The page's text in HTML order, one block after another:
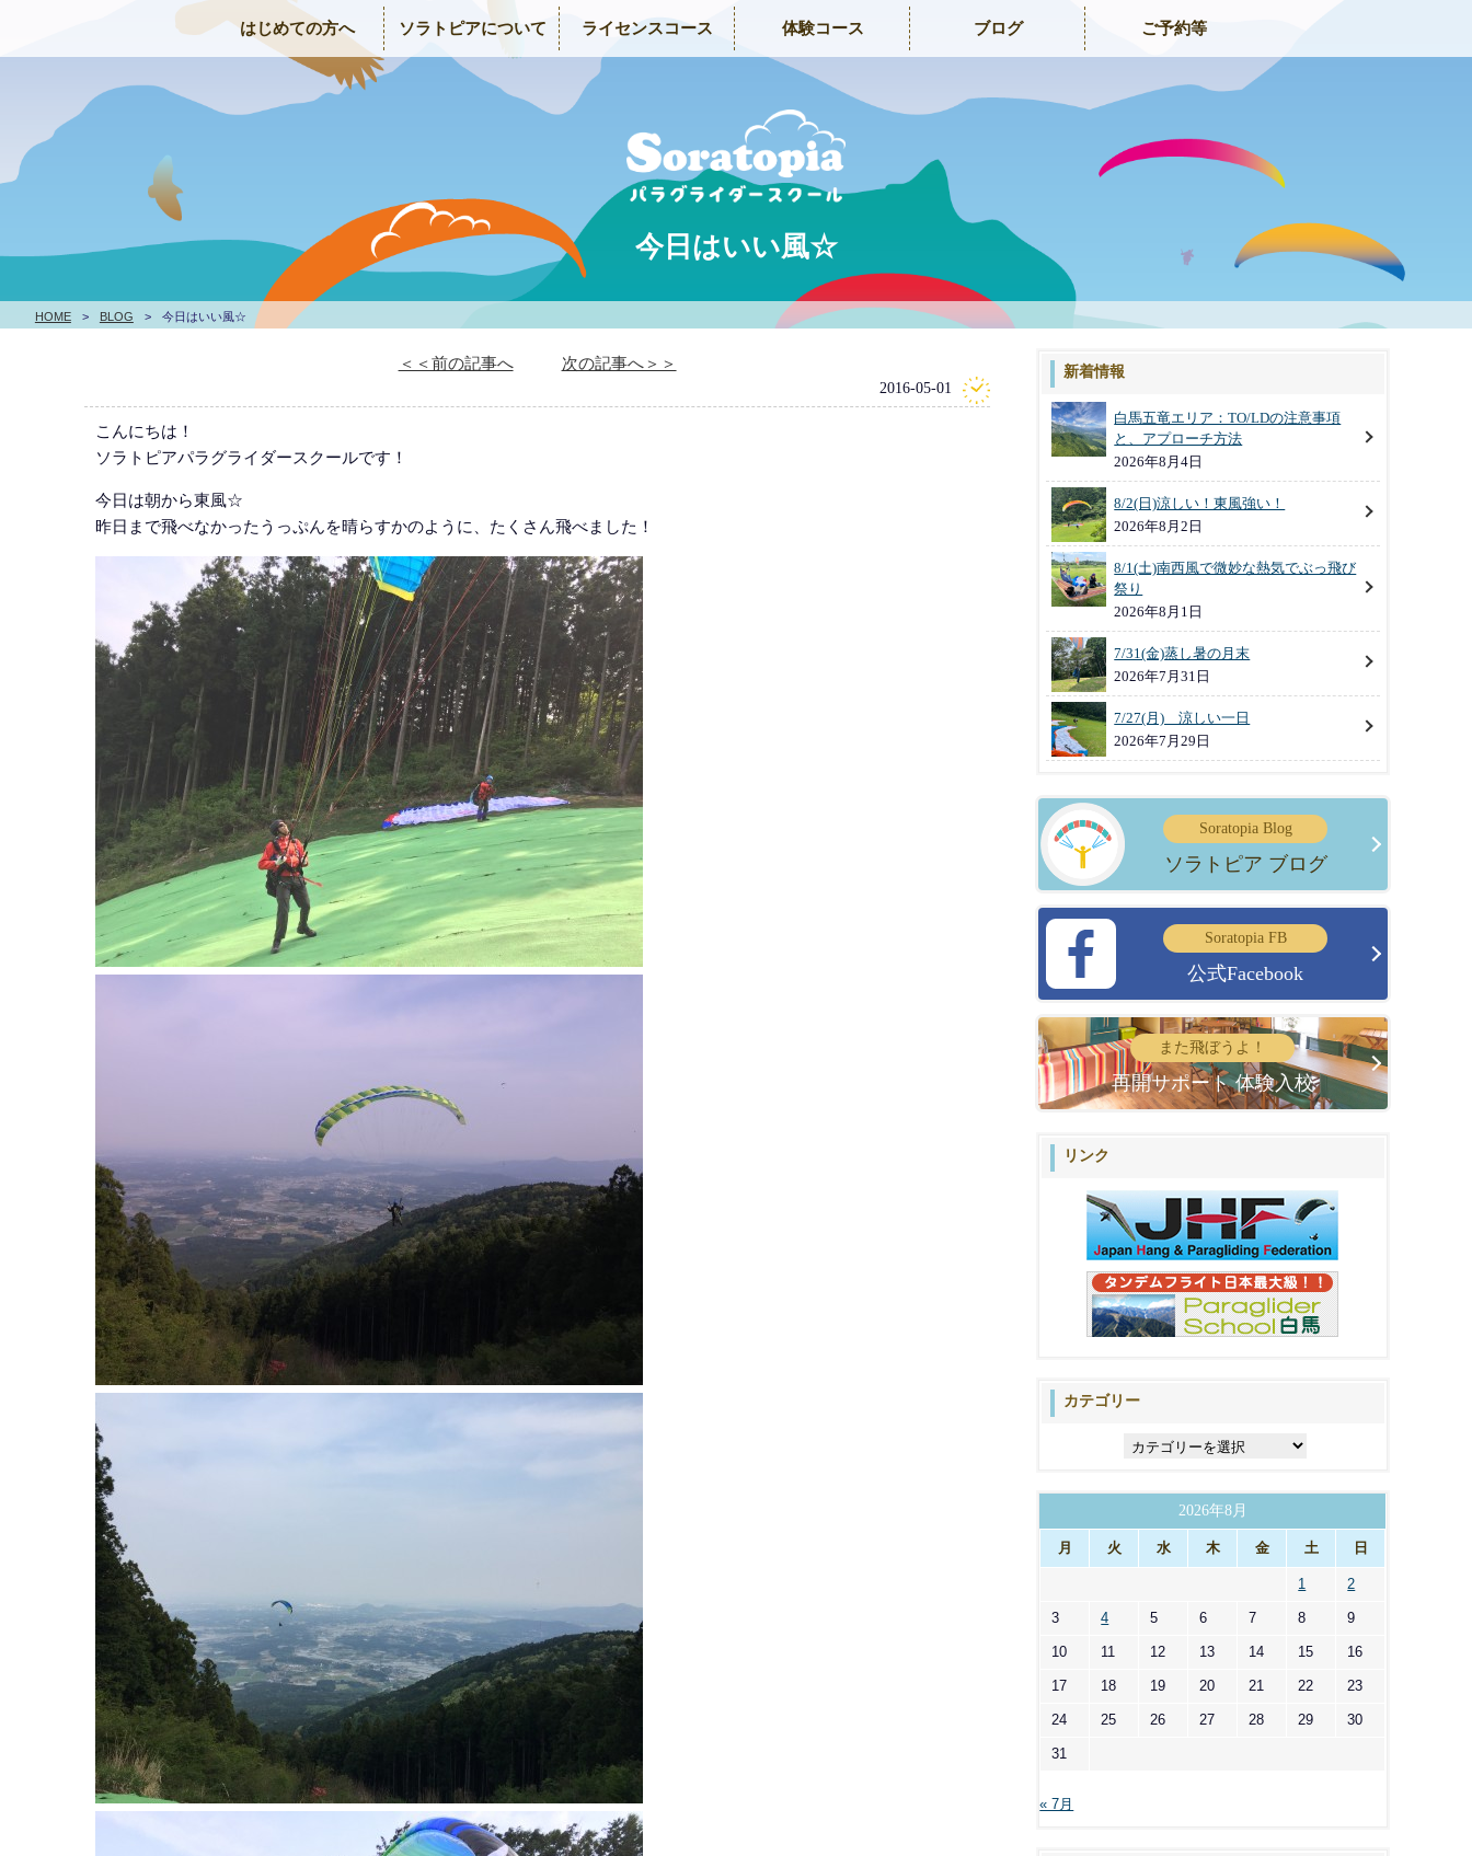
はじめての方へ ソラトピアについて ライセンスコース 体験コース ブログ ご予約等
HOME > BLOG > 今日はいい風☆
今日はいい風☆
＜＜前の記事へ 次の記事へ＞＞
2016-05-01
こんにちは！
ソラトピアパラグライダースクールです！
今日は朝から東風☆
昨日まで飛べなかったうっぷんを晴らすかのように、たくさん飛べました！
新着情報
白馬五竜エリア：TO/LDの注意事項
と、アプローチ方法
2026年8月4日
8/2(日)涼しい！東風強い！
2026年8月2日
8/1(土)南西風で微妙な熱気でぶっ飛び
祭り
2026年8月1日
7/31(金)蒸し暑の月末
2026年7月31日
7/27(月) 涼しい一日
2026年7月29日
Soratopia Blog
ソラトピア ブログ
Soratopia FB
公式Facebook
また飛ぼうよ！
再開サポート 体験入校
リンク
カテゴリー
ー
2026年8月
月 火 水 木 金 土 日
1 2
3 4 5 6 7 8 9
10 11 12 13 14 15 16
17 18 19 20 21 22 23
24 25 26 27 28 29 30
31
« 7月